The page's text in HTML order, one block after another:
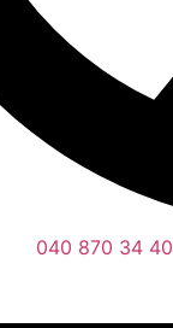
040 870 34 40